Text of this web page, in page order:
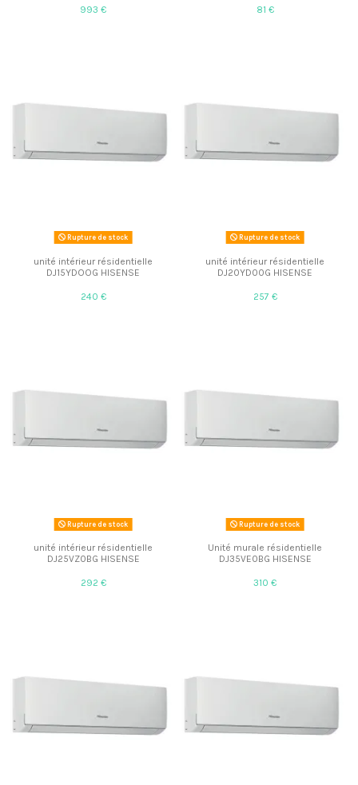
993 € 81 €
Rupture de stock
unité intérieur résidentielle
DJ15YDOOG HISENSE
240 €
Rupture de stock
unité intérieur résidentielle
DJ20YD00G HISENSE
257 €
Rupture de stock
unité intérieur résidentielle
DJ25VZ0BG HISENSE
292 €
Rupture de stock
Unité murale résidentielle
DJ35VE0BG HISENSE
310 €